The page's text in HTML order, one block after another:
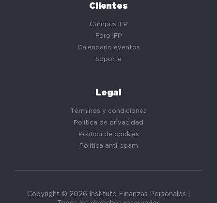
Clientes
Campus IFP
Foro IFP
Calendario eventos
Soporte
Legal
Términos y condiciones
Política de privacidad
Política de cookies
Política anti-spam
Copyright © 2026 Instituto Finanzas Personales |